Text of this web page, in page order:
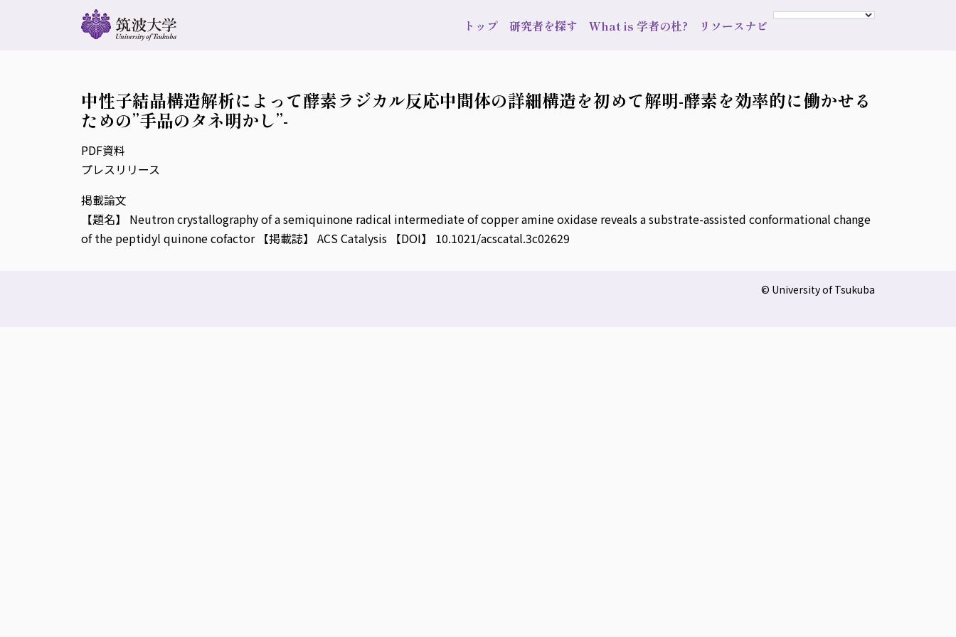
トップ 研究者を探す What is 学者の杜? リソースナビ
中性子結晶構造解析によって酵素ラジカル反応中間体の詳細構造を初めて解明-酵素を効率的に働かせる
ための”手品のタネ明かし”-
PDF資料
プレスリリース
掲載論文
【題名】 Neutron crystallography of a semiquinone radical intermediate of copper amine oxidase reveals a substrate-assisted conformational change
of the peptidyl quinone cofactor 【掲載誌】 ACS Catalysis 【DOI】 10.1021/acscatal.3c02629
© University of Tsukuba